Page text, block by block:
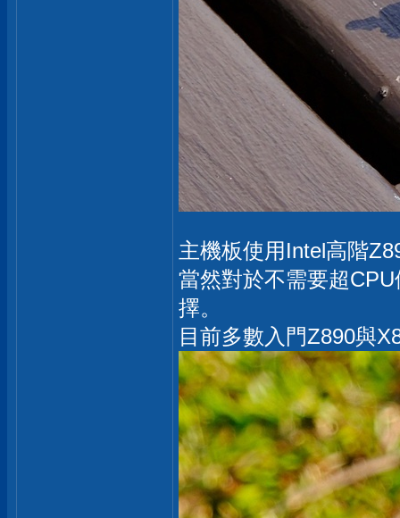
主機板使用Intel高階
當然對於不需要超
擇。
目前多數入門Z890與